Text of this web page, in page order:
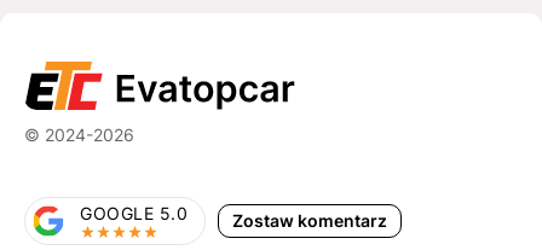
© 2024-2026
Zostaw komentarz
GOOGLE 5.0